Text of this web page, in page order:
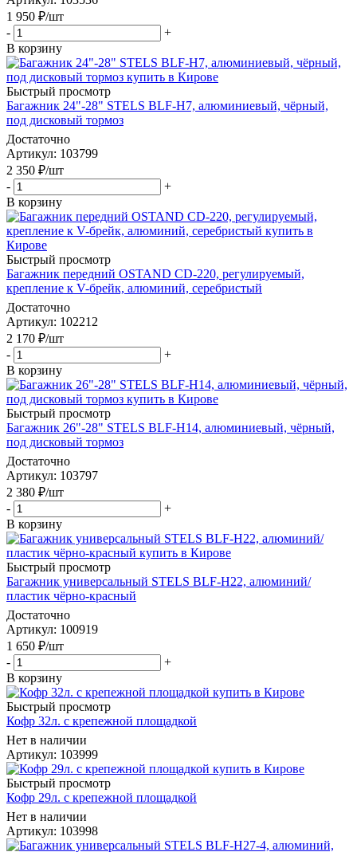
1 950 ₽/шт
-
+
В корзину
Быстрый просмотр
Багажник 24"-28" STELS BLF-H7, алюминиевый, чёрный,
под дисковый тормоз
Достаточно
Артикул: 103799
2 350 ₽/шт
-
+
В корзину
Быстрый просмотр
Багажник передний OSTAND CD-220, регулируемый,
крепление к V-брейк, алюминий, серебристый
Достаточно
Артикул: 102212
2 170 ₽/шт
-
+
В корзину
Быстрый просмотр
Багажник 26"-28" STELS BLF-H14, алюминиевый, чёрный,
под дисковый тормоз
Достаточно
Артикул: 103797
2 380 ₽/шт
-
+
В корзину
Быстрый просмотр
Багажник универсальный STELS BLF-H22, алюминий/
пластик чёрно-красный
Достаточно
Артикул: 100919
1 650 ₽/шт
-
+
В корзину
Быстрый просмотр
Кофр 32л. с крепежной площадкой
Нет в наличии
Артикул: 103999
Быстрый просмотр
Кофр 29л. с крепежной площадкой
Нет в наличии
Артикул: 103998